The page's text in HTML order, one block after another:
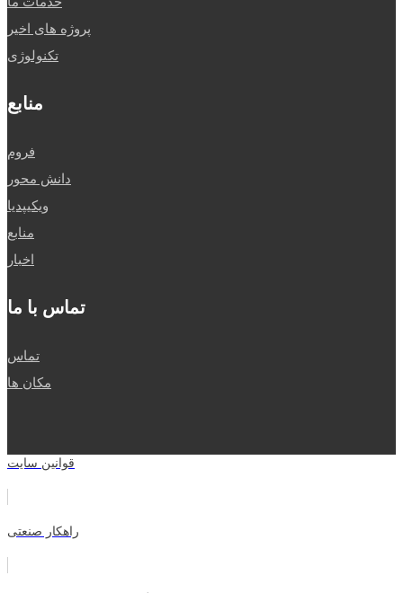
پروژه های اخیر
تکنولوژی
منابع
فروم
دانش محور
ویکیپدیا
منابع
اخبار
تماس با ما
تماس
مکان ها
قوانین سایت
راهکار صنعتی